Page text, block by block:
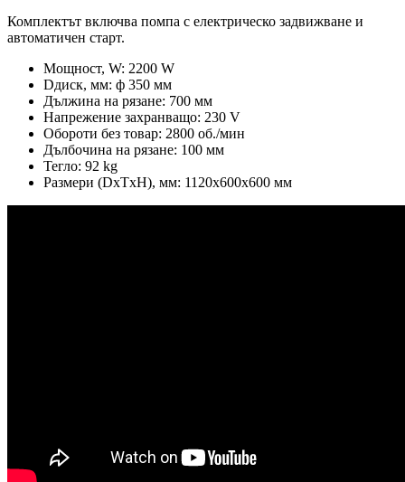
Комплектът включва помпа с електрическо задвижване и
автоматичен старт.
Мощност, W: 2200 W
Dдиск, мм: ф 350 мм
Дължина на рязане: 700 мм
Напрежение захранващо: 230 V
Обороти без товар: 2800 об./мин
Дълбочина на рязане: 100 мм
Тегло: 92 kg
Размери (DxTxH), мм: 1120х600х600 мм